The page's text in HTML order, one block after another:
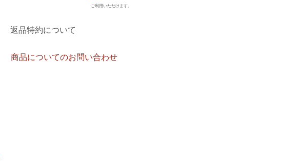
ご利用いただけます。
返品特約について
商品についてのお問い合わせ